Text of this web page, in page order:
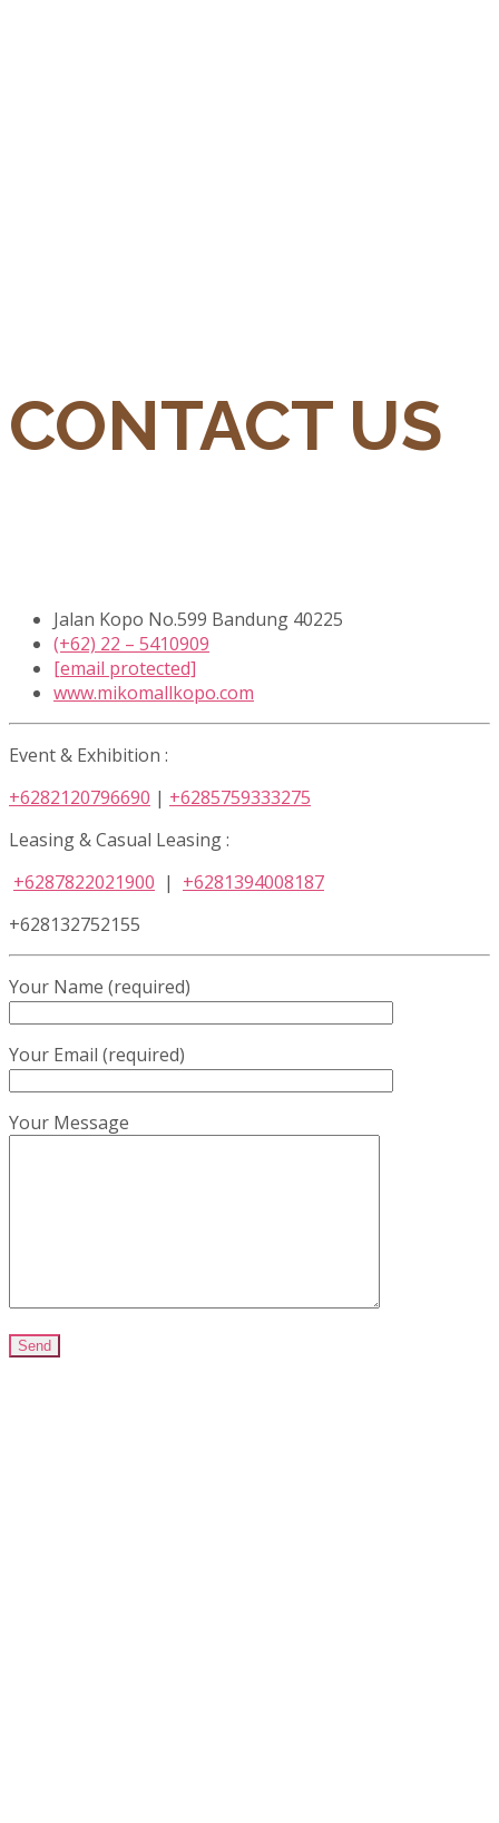
CONTACT US
Jalan Kopo No.599 Bandung 40225
(+62) 22 – 5410909
[email protected]
www.mikomallkopo.com
Event & Exhibition :
+6282120796690 | +6285759333275
Leasing & Casual Leasing :
+6287822021900 | +6281394008187
+628132752155
Your Name (required)
Your Email (required)
Your Message